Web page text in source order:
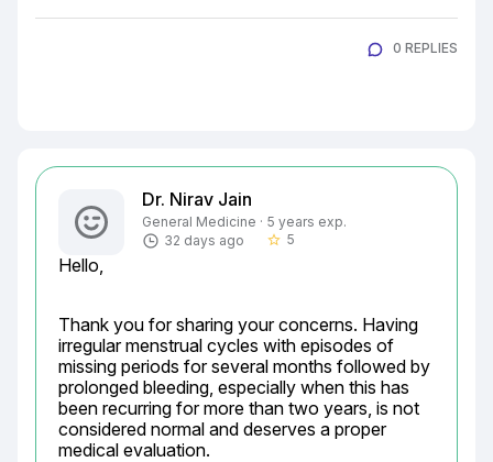
0 REPLIES
Dr. Nirav Jain
General Medicine · 5 years exp.
32 days ago
star_border 5
Hello,
Thank you for sharing your concerns. Having
irregular menstrual cycles with episodes of
missing periods for several months followed by
prolonged bleeding, especially when this has
been recurring for more than two years, is not
considered normal and deserves a proper
medical evaluation.